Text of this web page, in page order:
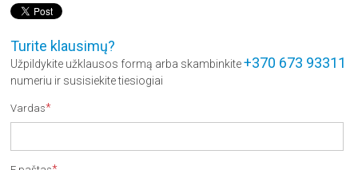
Turite klausimų?
Užpildykite užklausos formą arba skambinkite+370 673 93311
numeriu ir susisiekite tiesiogiai
Vardas*